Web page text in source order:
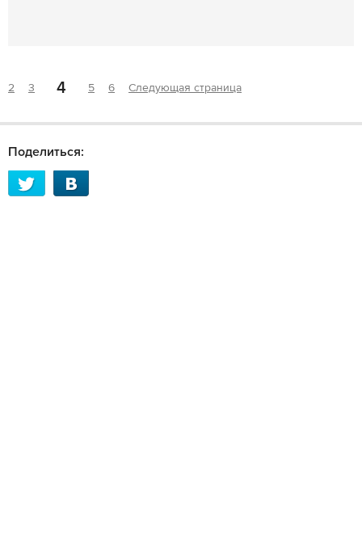
2 3 4 5 6 Следующая страница
Поделиться: